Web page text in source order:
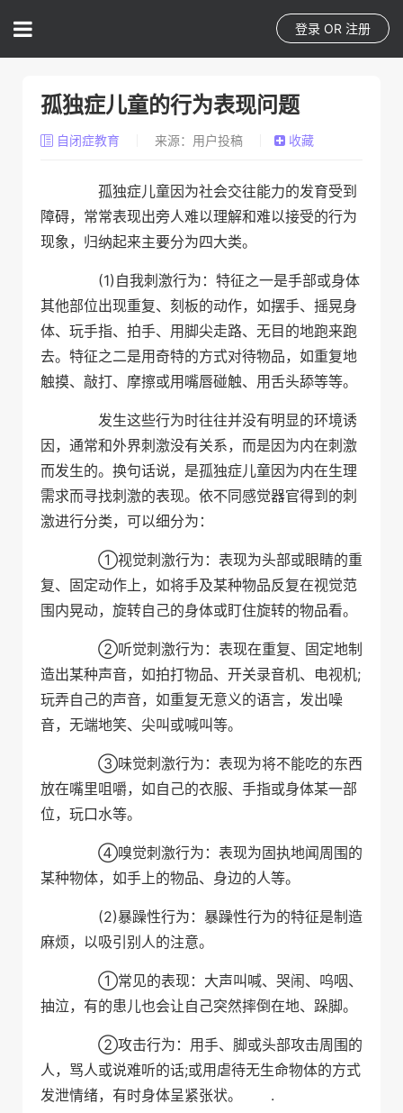
登录 OR 注册
孤独症儿童的行为表现问题
自闭症教育 来源：用户投稿 收藏
孤独症儿童因为社会交往能力的发育受到
障碍，常常表现出旁人难以理解和难以接受的行为
现象，归纳起来主要分为四大类。
(1)自我刺激行为：特征之一是手部或身体
其他部位出现重复、刻板的动作，如摆手、摇晃身
体、玩手指、拍手、用脚尖走路、无目的地跑来跑
去。特征之二是用奇特的方式对待物品，如重复地
触摸、敲打、摩擦或用嘴唇碰触、用舌头舔等等。
发生这些行为时往往并没有明显的环境诱
因，通常和外界刺激没有关系，而是因为内在刺激
而发生的。换句话说，是孤独症儿童因为内在生理
需求而寻找刺激的表现。依不同感觉器官得到的刺
激进行分类，可以细分为：
①视觉刺激行为：表现为头部或眼睛的重
复、固定动作上，如将手及某种物品反复在视觉范
围内晃动，旋转自己的身体或盯住旋转的物品看。
②听觉刺激行为：表现在重复、固定地制
造出某种声音，如拍打物品、开关录音机、电视机;
玩弄自己的声音，如重复无意义的语言，发出噪
音，无端地笑、尖叫或喊叫等。
③味觉刺激行为：表现为将不能吃的东西
放在嘴里咀嚼，如自己的衣服、手指或身体某一部
位，玩口水等。
④嗅觉刺激行为：表现为固执地闻周围的
某种物体，如手上的物品、身边的人等。
(2)暴躁性行为：暴躁性行为的特征是制造
麻烦，以吸引别人的注意。
①常见的表现：大声叫喊、哭闹、呜咽、
抽泣，有的患儿也会让自己突然摔倒在地、跺脚。
②攻击行为：用手、脚或头部攻击周围的
人，骂人或说难听的话;或用虐待无生命物体的方式
发泄情绪，有时身体呈紧张状。 .